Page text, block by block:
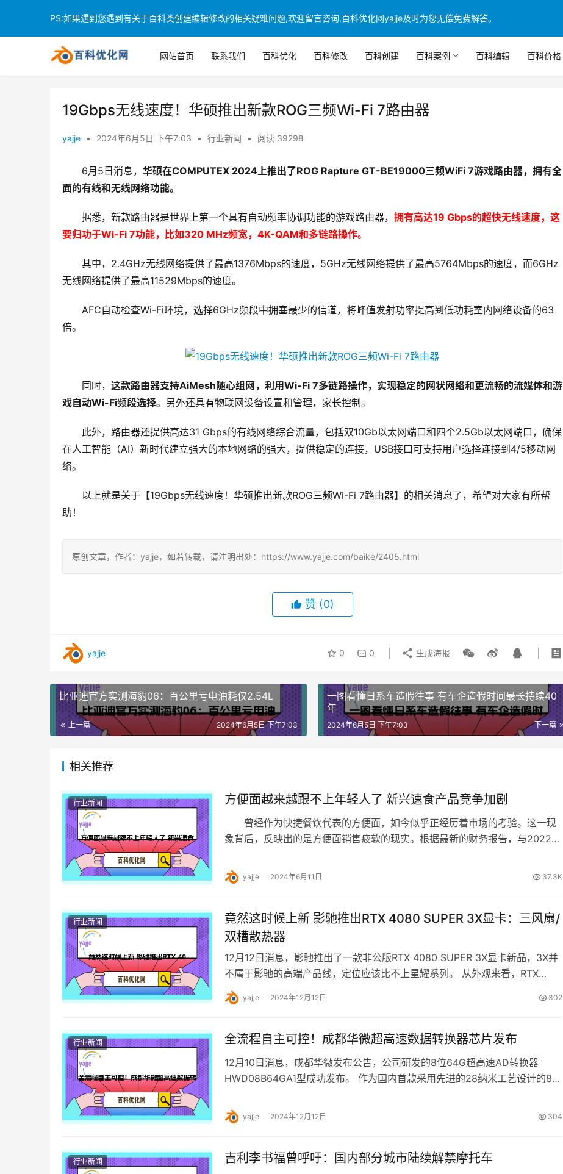
网站首页 联系我们 百科优化 百科修改 百科创建 百科案例 百科编辑 百科价格
19Gbps无线速度！华硕推出新款ROG三频Wi-Fi 7路由器
yajje • 2024年6月5日 下午7:03 • 行业新闻 • 阅读 39298
6月5日消息， 华硕在COMPUTEX 2024上推出了ROG Rapture GT-BE19000三频WiFi 7游戏路由器，拥有全
面的有线和无线网络功能。
据悉，新款路由器是世界上第一个具有自动频率协调功能的游戏路由器， 拥有高达19 Gbps的超快无线速度，这
要归功于Wi-Fi 7功能，比如320 MHz频宽，4K-QAM和多链路操作。
其中，2.4GHz无线网络提供了最高1376Mbps的速度，5GHz无线网络提供了最高5764Mbps的速度，而6GHz
无线网络提供了最高11529Mbps的速度。
AFC自动检查Wi-Fi环境，选择6GHz频段中拥塞最少的信道，将峰值发射功率提高到低功耗室内网络设备的63
倍。
同时， 这款路由器支持AiMesh随心组网，利用Wi-Fi 7多链路操作，实现稳定的网状网络和更流畅的流媒体和游
戏自动Wi-Fi频段选择。 另外还具有物联网设备设置和管理，家长控制。
此外，路由器还提供高达31 Gbps的有线网络综合流量，包括双10Gb以太网端口和四个2.5Gb以太网端口，确保
在人工智能（AI）新时代建立强大的本地网络的强大，提供稳定的连接，USB接口可支持用户选择连接到4/5移动网
络。
以上就是关于【19Gbps无线速度！华硕推出新款ROG三频Wi-Fi 7路由器】的相关消息了，希望对大家有所帮
助！
原创文章，作者：yajje，如若转载，请注明出处：https://www.yajje.com/baike/2405.html
赞 (0)
yajje 0 0 生成海报
比亚迪官方实测海豹06：百公里亏电油耗仅2.54L
上一篇 2024年6月5日 下午7:03
一图看懂日系车造假往事 有车企造假时间最长持续40
年
下一篇
2024年6月5日 下午7:03
相关推荐
行业新闻 方便面越来越跟不上年轻人了 新兴速食产品竞争加剧
曾经作为快捷餐饮代表的方便面，如今似乎正经历着市场的考验。这一现
象背后，反映出的是方便面销售疲软的现实。根据最新的财务报告，与2022年
yajje 2024年6月11日 37.3K
行业新闻
竟然这时候上新 影驰推出RTX 4080 SUPER 3X显卡：三风扇/
双槽散热器
12月12日消息，影驰推出了一款非公版RTX 4080 SUPER 3X显卡新品，3X并
不属于影驰的高端产品线，定位应该比不上星耀系列。 从外观来看，RTX
4080 SUPER …
yajje 2024年12月12日 302
行业新闻 全流程自主可控！成都华微超高速数据转换器芯片发布
12月10日消息，成都华微发布公告，公司研发的8位64G超高速AD转换器
HWD08B64GA1型成功发布。 作为国内首款采用先进的28纳米工艺设计的8位
yajje 2024年12月12日 304
行业新闻 吉利李书福曾呼吁：国内部分城市陆续解禁摩托车
PS:如果遇到您遇到有关于百科类创建编辑修改的相关疑难问题,欢迎留言咨询,百科优化网yajje及时为您无偿免费解答。